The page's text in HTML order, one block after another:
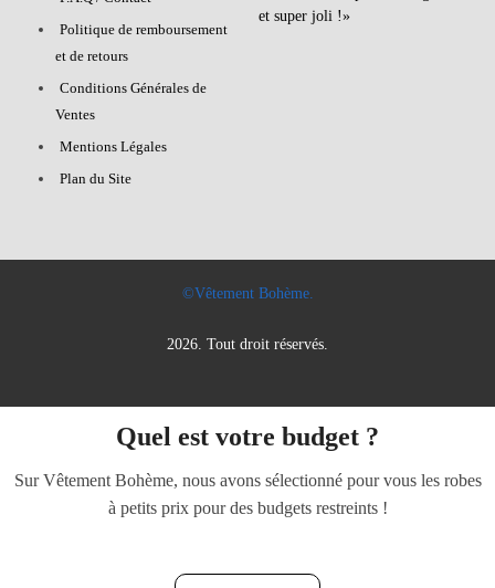
Politique de remboursement
et de retours
Conditions Générales de
Ventes
Mentions Légales
Plan du Site
et super joli !»
©Vêtement Bohème.
2026. Tout droit réservés.
Quel est votre budget ?
Sur Vêtement Bohème, nous avons sélectionné pour vous les robes
à petits prix pour des budgets restreints !